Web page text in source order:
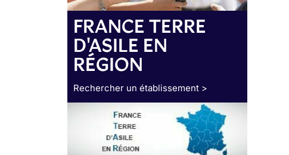
FRANCE TERRE
D'ASILE EN
RÉGION
Rechercher un établissement >